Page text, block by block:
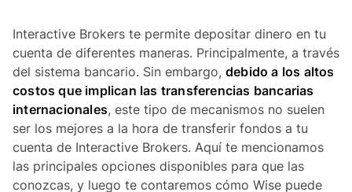
Interactive Brokers te permite depositar dinero en tu
cuenta de diferentes maneras. Principalmente, a través
del sistema bancario. Sin embargo, debido a los altos
costos que implican las transferencias bancarias
internacionales, este tipo de mecanismos no suelen
ser los mejores a la hora de transferir fondos a tu
cuenta de Interactive Brokers. Aquí te mencionamos
las principales opciones disponibles para que las
conozcas, y luego te contaremos cómo Wise puede